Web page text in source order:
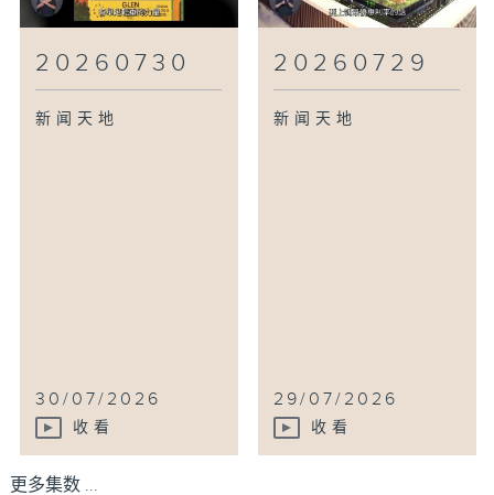
20260730
新闻天地
30/07/2026
收看
20260729
新闻天地
29/07/2026
收看
更多集数 ...